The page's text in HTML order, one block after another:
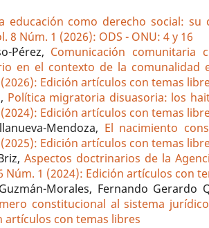
educación como derecho social: su
8 Núm. 1 (2026): ODS - ONU: 4 y 16
Pérez, Comunicación comunitaria
en el contexto de la comunalidad
(2026): Edición artículos con temas
Política migratoria disuasoria: los
(2024): Edición artículos con temas
Mendoza, El nacimiento
(2025): Edición artículos con temas
Aspectos doctrinarios de la
6 Núm. 1 (2024): Edición artículos con
Morales, Fernando Gerardo
constitucional al sistema
artículos con temas libres